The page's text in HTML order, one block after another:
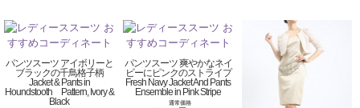
パンツスーツ アイボリーと
ブラックの千鳥格子柄
Jacket & Pants in
Houndstooth Pattern, Ivory &
Black
パンツスーツ 爽やかなネイ
ビーにピンクのストライプ
Fresh Navy Jacket And Pants
Ensemble in Pink Stripe
通常価格